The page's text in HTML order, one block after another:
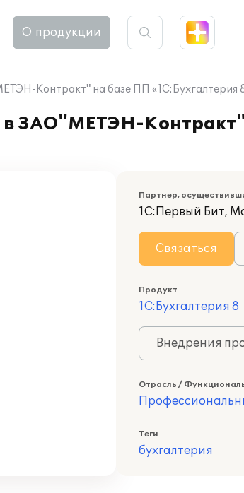
О продукции
Контракт" на базе ПП «1С:Бухгалтерия
в ЗАО"МЕТЭН-
Партнер,
1С:Первый Бит,
Связаться
Продукт
1С:Бухгалтерия 8
Внедрения
Отрасль /
Теги
бухгалтерия